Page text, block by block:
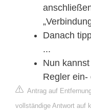
Danach
...
Nun
Regler ein-
Antrag auf
vollständige Antwort auf